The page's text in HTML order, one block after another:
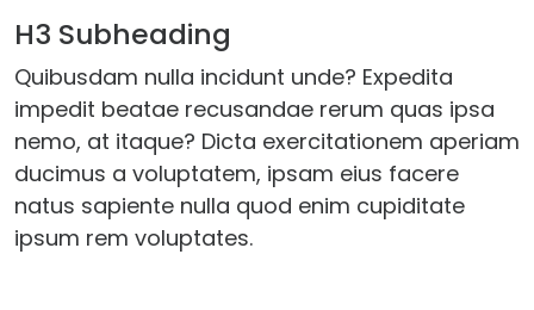
H3 Subheading
Quibusdam nulla incidunt unde? Expedita
impedit beatae recusandae rerum quas ipsa
nemo, at itaque? Dicta exercitationem aperiam
ducimus a voluptatem, ipsam eius facere
natus sapiente nulla quod enim cupiditate
ipsum rem voluptates.